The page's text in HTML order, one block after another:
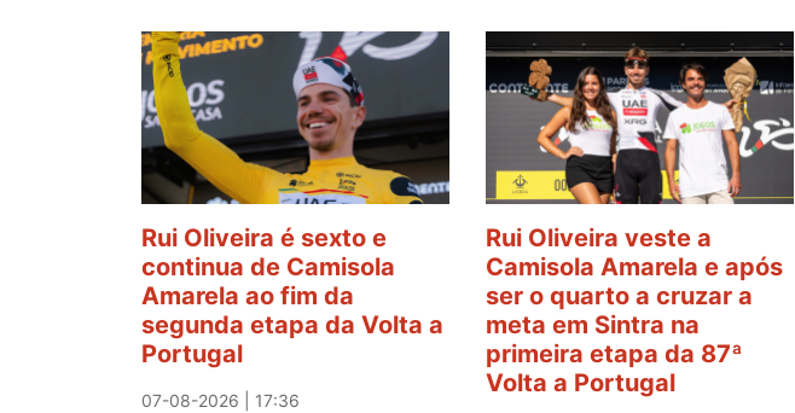
Rui Oliveira é sexto e
continua de Camisola
Amarela ao fim da
segunda etapa da Volta a
Portugal
07-08-2026 | 17:36
Rui Oliveira veste a
Camisola Amarela e após
ser o quarto a cruzar a
meta em Sintra na
primeira etapa da 87ª
Volta a Portugal